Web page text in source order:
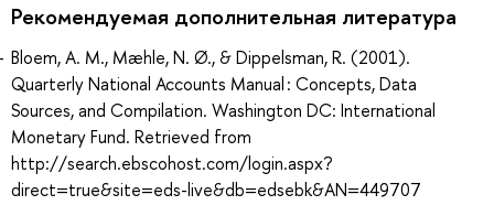
Рекомендуемая дополнительная литература
Bloem, A. M., Mæhle, N. Ø., & Dippelsman, R. (2001).
Quarterly National Accounts Manual : Concepts, Data
Sources, and Compilation. Washington DC: International
Monetary Fund. Retrieved from
http://search.ebscohost.com/login.aspx?
direct=true&site=eds-live&db=edsebk&AN=449707